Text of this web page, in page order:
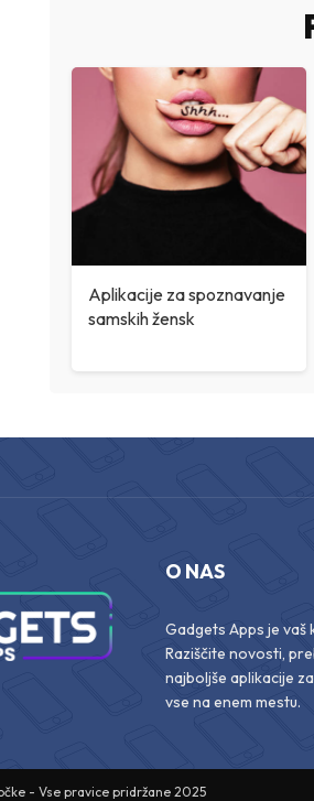
Aplikacije za spoznavanje
samskih žensk
O NAS
Gadgets Apps je vaš
Raziščite novosti,
najboljše aplikacije
vse na enem mestu.
- Vse pravice pridržane 2025